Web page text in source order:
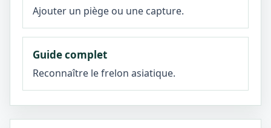
Ajouter un piège ou une capture.
Guide complet
Reconnaître le frelon asiatique.